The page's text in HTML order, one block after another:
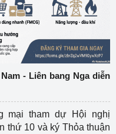
- Liên bang Nga diễn
mại tham dự Hội nghị
thứ 10 và ký Thỏa thuận